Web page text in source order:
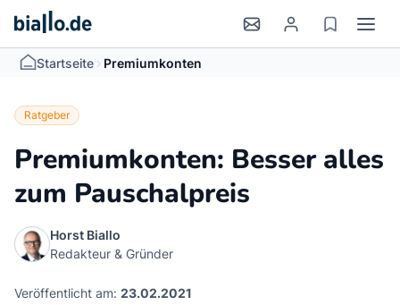
Startseite > Premiumkonten
Ratgeber
Premiumkonten: Besser alles
zum Pauschalpreis
Horst Biallo
Redakteur & Gründer
Veröffentlicht am: 23.02.2021